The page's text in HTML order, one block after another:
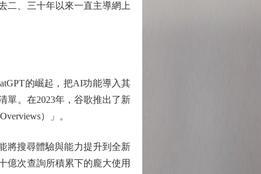
二、三十年以來一直主導網上
的崛起，把AI功能導入其
單。在2023年，谷歌推出了新
）」。
將搜尋體驗與能力提升到全新
億次查詢所積累下的龐大使用